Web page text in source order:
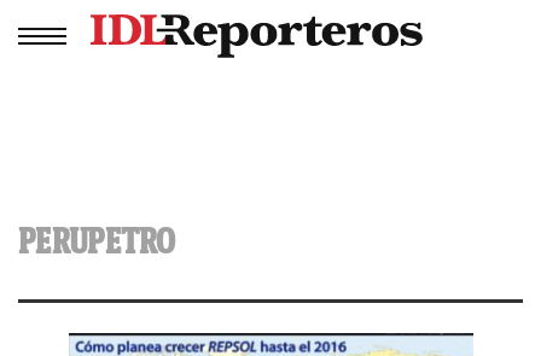
PERUPETRO